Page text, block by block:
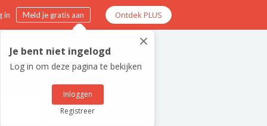
in Meld je gratis aan Ontdek PLUS
×
Je bent niet ingelogd
Log in om deze pagina te bekijken
Inloggen
Registreer